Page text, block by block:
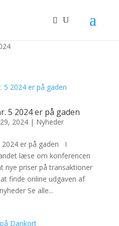
5 2024 er på gaden
2024| Nyheder
2024 er på gaden I
læse om konferencen
nye priser på transaktioner
finde online udgaven af
Se alle...